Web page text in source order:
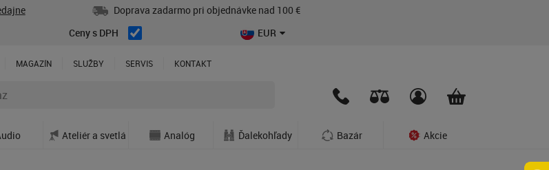
Doprava zadarmo pri objednávke nad 100 €
Ceny s DPH
EUR
MAGAZÍN SLUŽBY SERVIS KONTAKT
Ateliér a svetlá Analóg Ďalekohľady Bazár Akcie